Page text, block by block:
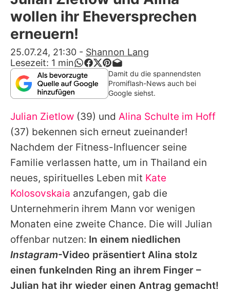
Alle Themen auf Promiflash
App runterladen
Team
Redaktionelle Richtlinien
Impressum
Datenschutzerklärung
Nutzungsbedingungen
Utiq verwalten
wollen ihr Eheversprechen
erneuern!
25.07.24, 21:30 - Shannon Lang
Lesezeit: 1 min
Damit du die spannendsten
Promiflash-News auch bei
Google siehst.
Julian Zietlow (39) und Alina Schulte im Hoff
(37) bekennen sich erneut zueinander!
Nachdem der Fitness-Influencer seine
Familie verlassen hatte, um in Thailand ein
neues, spirituelles Leben mit Kate
Kolosovskaia anzufangen, gab die
Unternehmerin ihrem Mann vor wenigen
Monaten eine zweite Chance. Die will Julian
offenbar nutzen: In einem niedlichen
Instagram-Video präsentiert Alina stolz
einen funkelnden Ring an ihrem Finger –
Julian hat ihr wieder einen Antrag gemacht!